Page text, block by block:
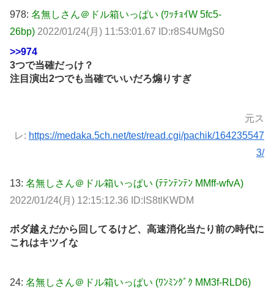
978: 名無しさん＠ドル箱いっぱい (ﾜｯﾁｮｲW 5fc5-
26bp) 2022/01/24(月) 11:53:01.67 ID:r8S4UMgS0
>>974
3つで当確だっけ？
注目演出2つでも当確でいいだろ煽りすぎ
元ス
レ: https://medaka.5ch.net/test/read.cgi/pachik/164235547
3/
13: 名無しさん＠ドル箱いっぱい (ﾃﾃﾝﾃﾝﾃﾝ MMff-wfvA)
2022/01/24(月) 12:15:12.36 ID:IS8tlKWDM
ボダ越えだから回してるけど、高速消化当たり前の時代に
これはキツイな
24: 名無しさん＠ドル箱いっぱい (ﾜﾝﾐﾝｸﾞｸ MM3f-RLD6)